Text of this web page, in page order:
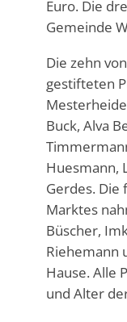
Euro. Die
Gemeinde
Die zehn
gestifteten
Buck, Alva
Huesmann,
Gerdes. Die
Marktes
Büscher,
Riehemann
Hause. Alle
und Alter